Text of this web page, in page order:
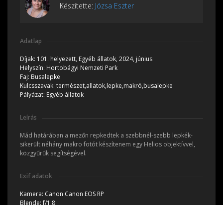
Készítette: Józsa Eszter
Adatlap
Díjak: 101. helyezett, Egyéb állatok, 2024, június
Helyszín: Hortobágyi Nemzeti Park
Faj: Busalepke
Kulcsszavak: természet,allatok,lepke,makró,busalepke
Pályázat: Egyéb állatok
Leírás
Mád határában a mezőn repkedtek a szebbnél-szebb lepkék-
sikerült néhány makro fotót készítenem egy Helios objektívvel,
közgyűrűk segítségével.
Exif adatok
Kamera: Canon Canon EOS RP
Blende:f/1.8